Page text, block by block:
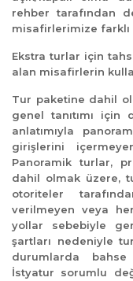
rehber tarafından
misafirlerimize
Ekstra turlar için
alan misafirlerin
Tur paketine dahil
genel tanıtımı
anlatımıyla
girişlerini
Panoramik turlar,
dahil olmak üzere,
otoriteler
verilmeyen veya
yollar sebebiyle
şartları nedeniyle
durumlarda bahse
İstyatur sorumlu